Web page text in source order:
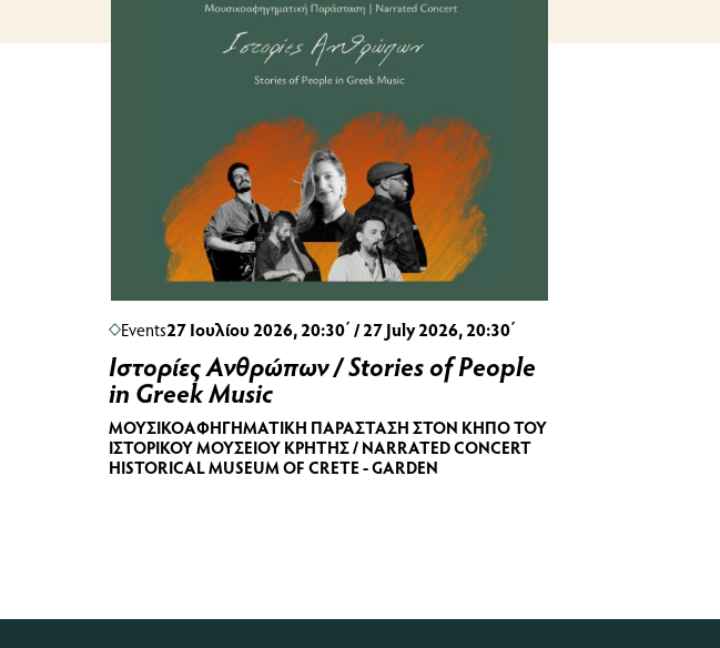
Events27 Ιουλίου 2026, 20:30΄ / 27 July 2026, 20:30΄
Ιστορίες Ανθρώπων / Stories of People
in Greek Music
ΜΟΥΣΙΚΟΑΦΗΓΗΜΑΤΙΚΉ ΠΑΡΆΣΤΑΣΗ ΣΤΟΝ ΚΉΠΟ ΤΟΥ
ΙΣΤΟΡΙΚΟΎ ΜΟΥΣΕΊΟΥ ΚΡΉΤΗΣ / NARRATED CONCERT
HISTORICAL MUSEUM OF CRETE - GARDEN